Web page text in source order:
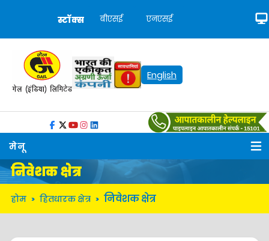
स्टॉक्स बीएसई एनएसई
English
मेनू
निवेशक क्षेत्र
होम > हितधारक क्षेत्र > निवेशक क्षेत्र